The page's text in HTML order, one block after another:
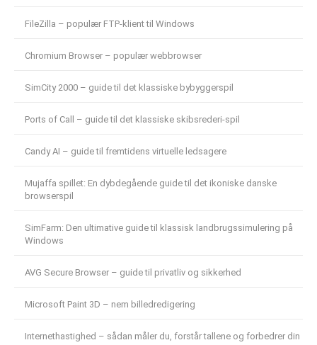
FileZilla – populær FTP-klient til Windows
Chromium Browser – populær webbrowser
SimCity 2000 – guide til det klassiske bybyggerspil
Ports of Call – guide til det klassiske skibsrederi-spil
Candy AI – guide til fremtidens virtuelle ledsagere
Mujaffa spillet: En dybdegående guide til det ikoniske danske
browserspil
SimFarm: Den ultimative guide til klassisk landbrugssimulering på
Windows
AVG Secure Browser – guide til privatliv og sikkerhed
Microsoft Paint 3D – nem billedredigering
Internethastighed – sådan måler du, forstår tallene og forbedrer din